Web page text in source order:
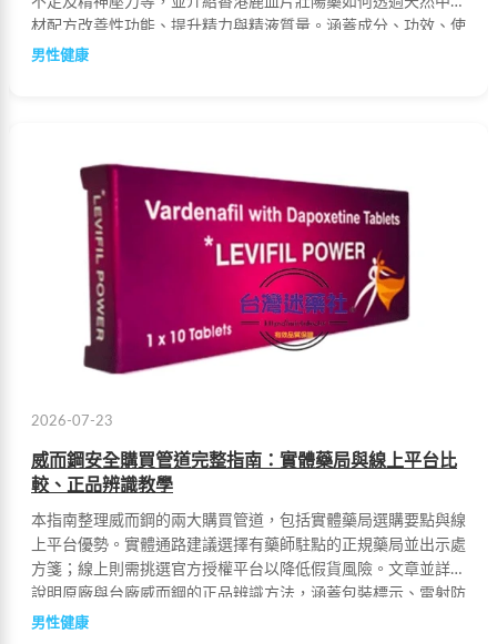
材配方改善性功能、提升精力與精液質量。涵蓋成分、功效、使
用方法及副作用說明。
男性健康
2026-07-23
威而鋼安全購買管道完整指南：實體藥局與線上平台比
較、正品辨識教學
本指南整理威而鋼的兩大購買管道，包括實體藥局選購要點與線
上平台優勢。實體通路建議選擇有藥師駐點的正規藥局並出示處
方箋；線上則需挑選官方授權平台以降低假貨風險。文章並詳細
說明原廠與台廠威而鋼的正品辨識方法，涵蓋包裝標示、雷射防
偽標籤、藥錠刻痕等特徵，協助您安全選購合規藥品。
男性健康